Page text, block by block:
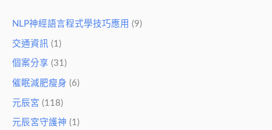
NLP神經語言程式學技巧應用 (9)
交通資訊 (1)
個案分享 (31)
催眠減肥瘦身 (6)
元辰宮 (118)
元辰宮守護神 (1)